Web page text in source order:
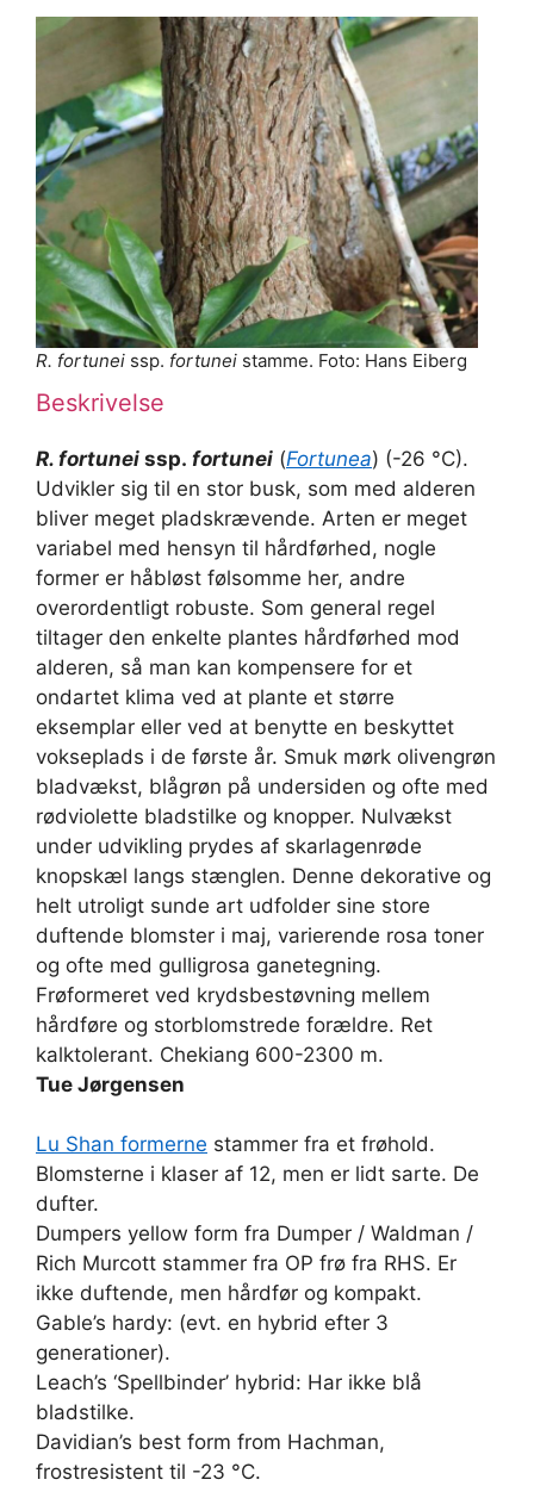
R. fortunei ssp. fortunei stamme. Foto: Hans Eiberg
Beskrivelse
R. fortunei ssp. fortunei (Fortunea) (-26 °C).
Udvikler sig til en stor busk, som med alderen
bliver meget pladskrævende. Arten er meget
variabel med hensyn til hårdførhed, nogle
former er håbløst følsomme her, andre
overordentligt robuste. Som general regel
tiltager den enkelte plantes hårdførhed mod
alderen, så man kan kompensere for et
ondartet klima ved at plante et større
eksemplar eller ved at benytte en beskyttet
vokseplads i de første år. Smuk mørk olivengrøn
bladvækst, blågrøn på undersiden og ofte med
rødviolette bladstilke og knopper. Nulvækst
under udvikling prydes af skarlagenrøde
knopskæl langs stænglen. Denne dekorative og
helt utroligt sunde art udfolder sine store
duftende blomster i maj, varierende rosa toner
og ofte med gulligrosa ganetegning.
Frøformeret ved krydsbestøvning mellem
hårdføre og storblomstrede forældre. Ret
kalktolerant. Chekiang 600-2300 m.
Tue Jørgensen
Lu Shan formerne stammer fra et frøhold.
Blomsterne i klaser af 12, men er lidt sarte. De
dufter.
Dumpers yellow form fra Dumper / Waldman /
Rich Murcott stammer fra OP frø fra RHS. Er
ikke duftende, men hårdfør og kompakt.
Gable’s hardy: (evt. en hybrid efter 3
generationer).
Leach’s ‘Spellbinder’ hybrid: Har ikke blå
bladstilke.
Davidian’s best form from Hachman,
frostresistent til -23 °C.